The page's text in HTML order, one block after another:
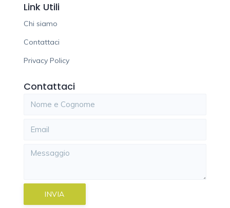
Link Utili
Chi siamo
Contattaci
Privacy Policy
Contattaci
INVIA